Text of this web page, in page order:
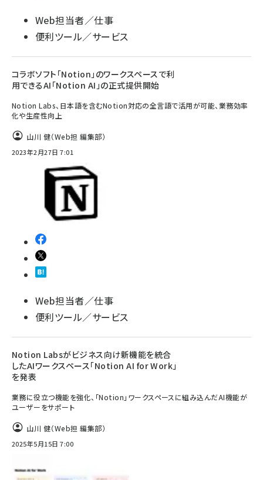
Web担当者／仕事
便利ツール／サービス
コラボソフト「Notion」のワークスペースで利
用できるAI「Notion AI」の正式提供開始
Notion Labs、日本語を含むNotion対応の全言語で活用が可能、業務効率
化や生産性向上
山川 健（Web担 編集部）
2023年2月27日 7:01
Web担当者／仕事
便利ツール／サービス
Notion Labsがビジネス向け新機能を統合
したAIワークスペース「Notion AI for Work」
を発表
業務に役立つ機能を強化、「Notion」ワークスペースに組み込んだAI機能が
ユーザーをサポート
山川 健（Web担 編集部）
2025年5月15日 7:00